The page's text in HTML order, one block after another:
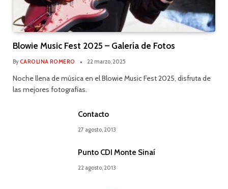
Blowie Music Fest 2025 – Galería de Fotos
ByCAROLINA ROMERO 22 marzo, 2025
Noche llena de música en el Blowie Music Fest 2025, disfruta de
las mejores fotografías.
Contacto
27 agosto, 2013
Punto CDI Monte Sinaí
22 agosto, 2013